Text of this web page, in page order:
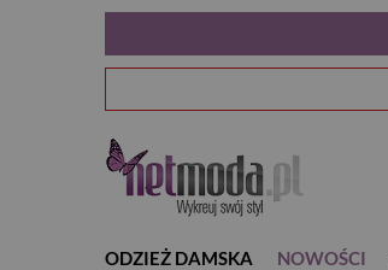
ODZIEŻ DAMSKA NOWOŚCI